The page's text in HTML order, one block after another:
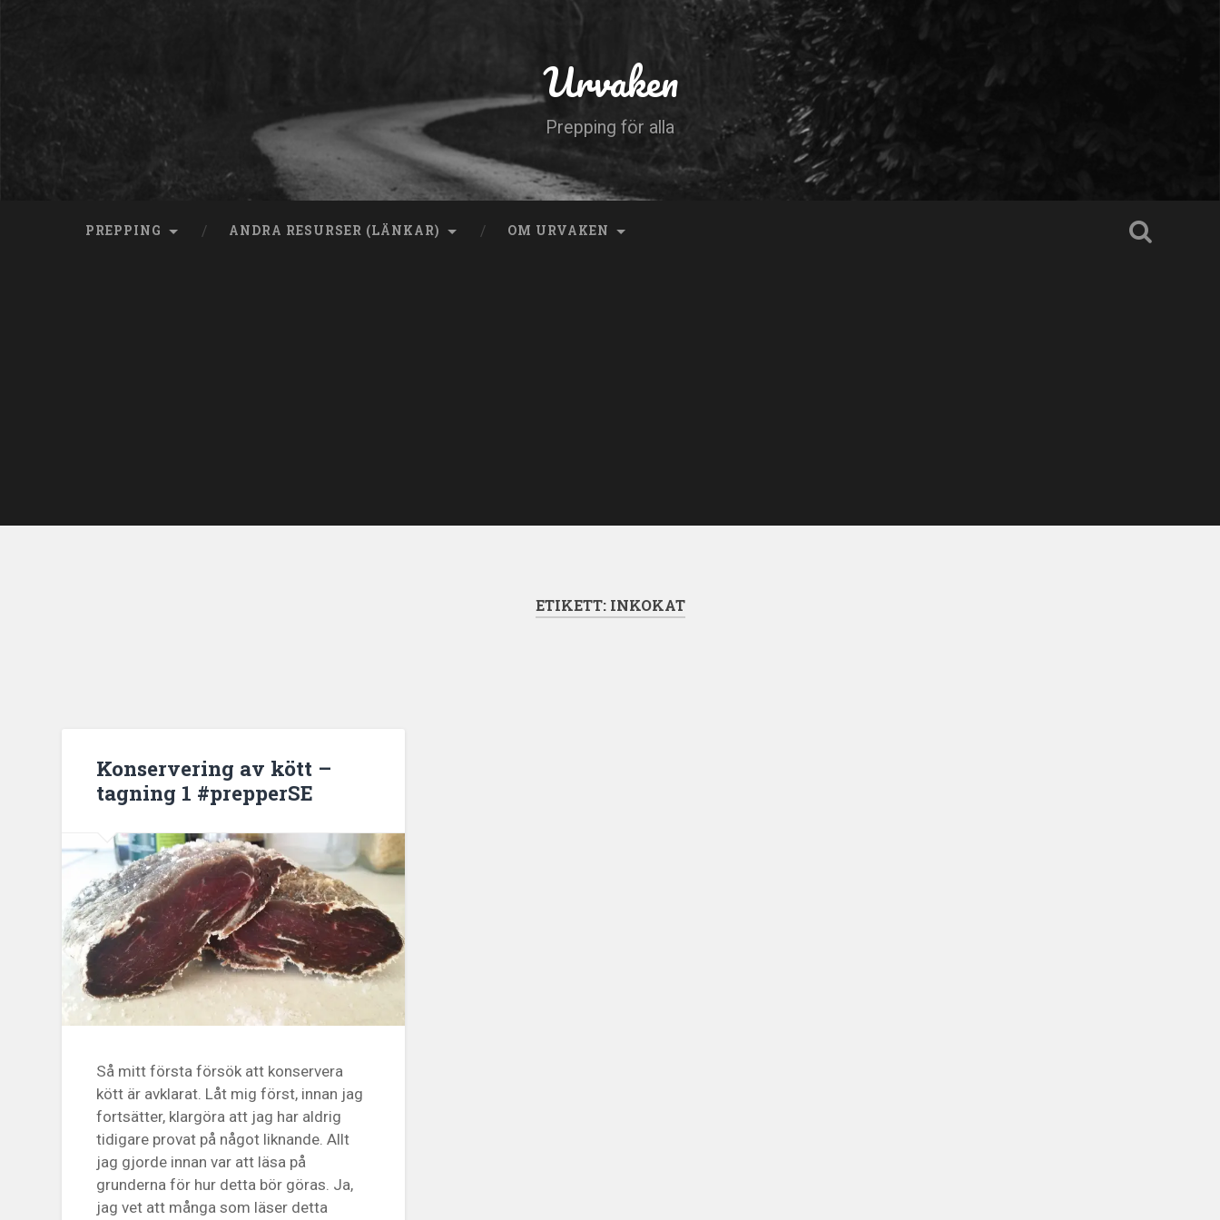
Urvaken
Prepping för alla
PREPPING ANDRA RESURSER (LÄNKAR) OM URVAKEN
ETIKETT: INKOKAT
Konservering av kött –
tagning 1 #prepperSE
Så mitt första försök att konservera
kött är avklarat. Låt mig först, innan jag
fortsätter, klargöra att jag har aldrig
tidigare provat på något liknande. Allt
jag gjorde innan var att läsa på
grunderna för hur detta bör göras. Ja,
jag vet att många som läser detta